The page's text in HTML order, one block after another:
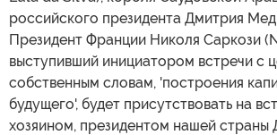
российского президента Дмитрия
Президент Франции Николя Саркози
выступивший инициатором встречи с
собственным словам, 'построения
будущего', будет присутствовать на
хозяином, президентом нашей